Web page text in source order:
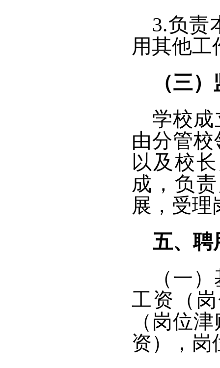
3.负责
用其他工
（三
学校成
由分管
以及校
成，负
展，受理
五、聘
（一
工资（
（岗位
资），岗